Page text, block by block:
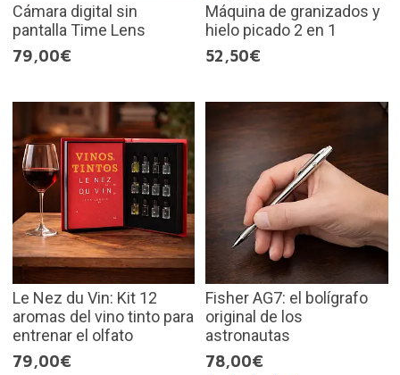
Cámara digital sin
pantalla Time Lens
79,00€
Máquina de granizados y
hielo picado 2 en 1
52,50€
Le Nez du Vin: Kit 12
aromas del vino tinto para
entrenar el olfato
79,00€
Fisher AG7: el bolígrafo
original de los
astronautas
78,00€